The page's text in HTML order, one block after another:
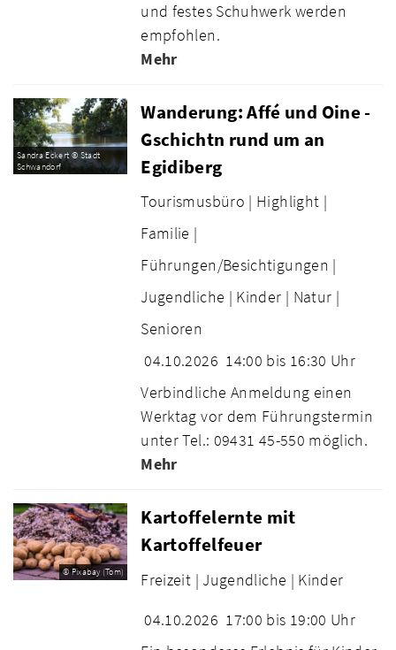
und festes Schuhwerk werden
empfohlen.
Mehr
Sandra Eckert © Stadt
Schwandorf
Wanderung: Affé und Oine -
Gschichtn rund um an
Egidiberg
Tourismusbüro | Highlight |
Familie |
Führungen/Besichtigungen |
Jugendliche | Kinder | Natur |
Senioren
04.10.2026 14:00 bis 16:30 Uhr
Verbindliche Anmeldung einen
Werktag vor dem Führungstermin
unter Tel.: 09431 45-550 möglich.
Mehr
© Pixabay (Tom)
Kartoffelernte mit
Kartoffelfeuer
Freizeit | Jugendliche | Kinder
04.10.2026 17:00 bis 19:00 Uhr